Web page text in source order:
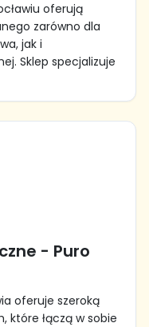
oferują
zarówno dla
jak i
Sklep specjalizuje
- Puro
oferuje szeroką
które łączą w sobie